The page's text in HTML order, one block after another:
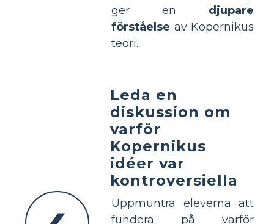
ger en djupare
förståelse av Kopernikus
teori.
Leda en
diskussion om
varför
Kopernikus
idéer var
kontroversiella
Uppmuntra eleverna att
fundera på varför